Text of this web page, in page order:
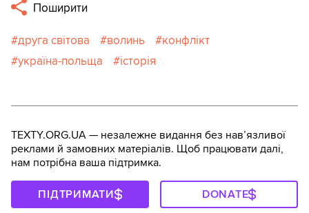
Поширити
друга світова волинь
конфлікт
україна-польща
історія
TEXTY.ORG.UA — незалежне видання без навʼязливої
реклами й замовних матеріалів. Щоб працювати далі,
нам потрібна ваша підтримка.
ПІДТРИМАТИ DONATE